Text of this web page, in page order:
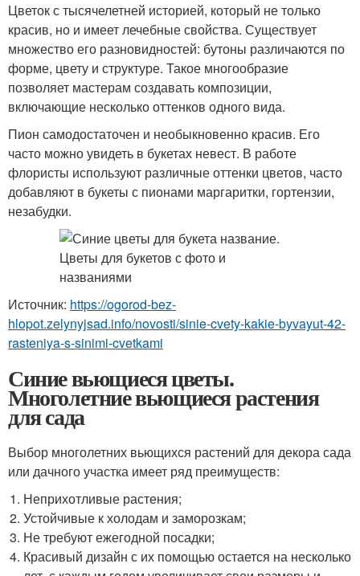
Цветок с тысячелетней историей, который не только
красив, но и имеет лечебные свойства. Существует
множество его разновидностей: бутоны различаются по
форме, цвету и структуре. Такое многообразие
позволяет мастерам создавать композиции,
включающие несколько оттенков одного вида.
Пион самодостаточен и необыкновенно красив. Его
часто можно увидеть в букетах невест. В работе
флористы используют различные оттенки цветов, часто
добавляют в букеты с пионами маргаритки, гортензии,
незабудки.
Источник: https://ogorod-bez-
hlopot.zelynyjsad.info/novosti/sinie-cvety-kakie-byvayut-42-
rasteniya-s-sinimi-cvetkami
Синие вьющиеся цветы.
Многолетние вьющиеся растения
для сада
Выбор многолетних вьющихся растений для декора сада
или дачного участка имеет ряд преимуществ:
Неприхотливые растения;
Устойчивые к холодам и заморозкам;
Не требуют ежегодной посадки;
Красивый дизайн с их помощью остается на несколько